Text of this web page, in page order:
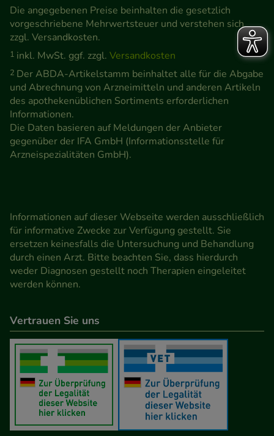
Die angegebenen Preise beinhalten die gesetzlich
vorgeschriebene Mehrwertsteuer und verstehen sich
zzgl. Versandkosten.
1 inkl. MwSt. ggf. zzgl. Versandkosten
2 Der ABDA-Artikelstamm beinhaltet alle für die Abgabe
und Abrechnung von Arzneimitteln und anderen Artikeln
des apothekenüblichen Sortiments erforderlichen
Informationen.
Die Daten basieren auf Meldungen der Anbieter
gegenüber der IFA GmbH (Informationsstelle für
Arzneispezialitäten GmbH).
Informationen auf dieser Webseite werden ausschließlich
für informative Zwecke zur Verfügung gestellt. Sie
ersetzen keinesfalls die Untersuchung und Behandlung
durch einen Arzt. Bitte beachten Sie, dass hierdurch
weder Diagnosen gestellt noch Therapien eingeleitet
werden können.
Vertrauen Sie uns